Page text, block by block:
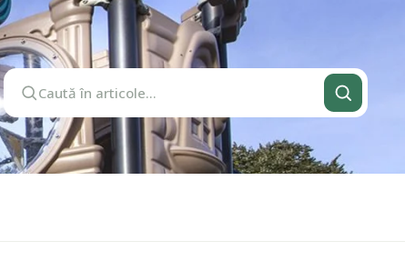
Caută în articole